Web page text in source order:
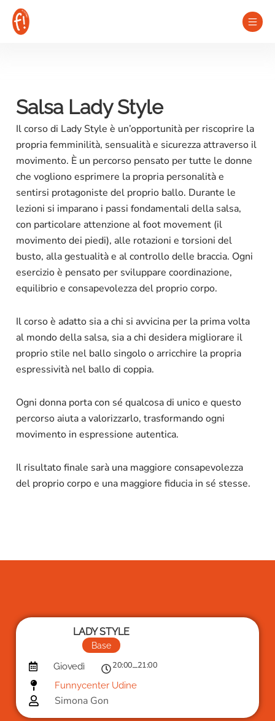
Salsa Lady Style
Il corso di Lady Style è un’opportunità per riscoprire la
propria femminilità, sensualità e sicurezza attraverso il
movimento. È un percorso pensato per tutte le donne
che vogliono esprimere la propria personalità e
sentirsi protagoniste del proprio ballo. Durante le
lezioni si imparano i passi fondamentali della salsa,
con particolare attenzione al foot movement (il
movimento dei piedi), alle rotazioni e torsioni del
busto, alla gestualità e al controllo delle braccia. Ogni
esercizio è pensato per sviluppare coordinazione,
equilibrio e consapevolezza del proprio corpo.
Il corso è adatto sia a chi si avvicina per la prima volta
al mondo della salsa, sia a chi desidera migliorare il
proprio stile nel ballo singolo o arricchire la propria
espressività nel ballo di coppia.
Ogni donna porta con sé qualcosa di unico e questo
percorso aiuta a valorizzarlo, trasformando ogni
movimento in espressione autentica.
Il risultato finale sarà una maggiore consapevolezza
del proprio corpo e una maggiore fiducia in sé stesse.
LADY STYLE
Base
Giovedì 20:00–21:00
Funnycenter Udine
Simona Gon